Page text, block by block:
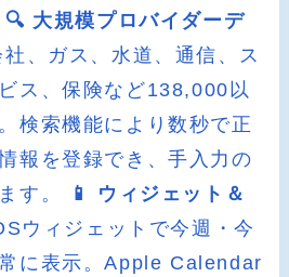
🔍 大規模プロバイダーデ
社、ガス、水道、通信、ス
ス、保険など138,000以
検索機能により数秒で正
報を登録でき、手入力の
す。
📱 ウィジェット＆
ウィジェットで今週・今
に表示。Apple Calendar